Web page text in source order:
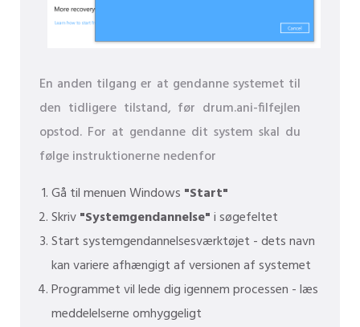
En anden tilgang er at gendanne systemet til
den tidligere tilstand, før drum.ani-filfejlen
opstod. For at gendanne dit system skal du
følge instruktionerne nedenfor
Gå til menuen Windows "Start"
Skriv"Systemgendannelse"i søgefeltet
Start systemgendannelsesværktøjet - dets navn
kan variere afhængigt af versionen af ​​systemet
Programmet vil lede dig igennem processen - læs
meddelelserne omhyggeligt